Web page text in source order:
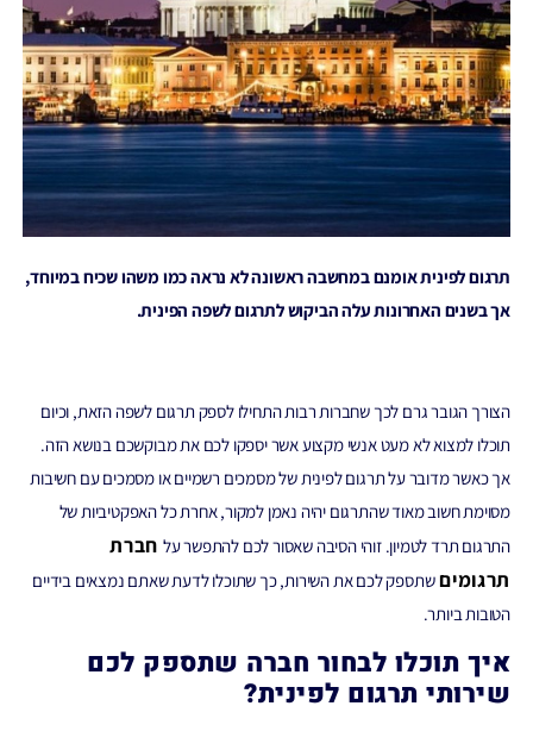
תרגום לפיניתאומנם במחשבה ראשונה לא נראה כמו משהו שכיח במיוחד,
אך בשנים האחרונות עלה הביקוש לתרגום לשפה הפינית.
הצורך הגובר גרם לכך שחברות רבות התחילו לספק תרגום לשפה הזאת, וכיום
תוכלו למצוא לא מעט אנשי מקצוע אשר יספקו לכם את מבוקשכם בנושא הזה.
אך כאשר מדובר על תרגום לפינית של מסמכים רשמיים או מסמכים עם חשיבות
מסוימת חשוב מאוד שהתרגום יהיה נאמן למקור, אחרת כל האפקטיביות של
התרגום תרד לטמיון. זוהי הסיבה שאסור לכם להתפשר על חברת
תרגומיםשתספק לכם את השירות, כך שתוכלו לדעת שאתם נמצאים בידיים
הטובות ביותר.
איך תוכלו לבחור חברה שתספק לכם
שירותי תרגום לפינית?